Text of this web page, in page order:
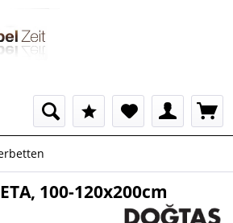
100-120x200cm